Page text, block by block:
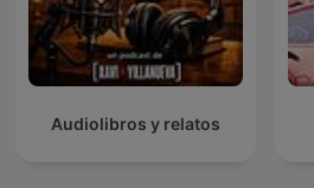
Audiolibros y relatos